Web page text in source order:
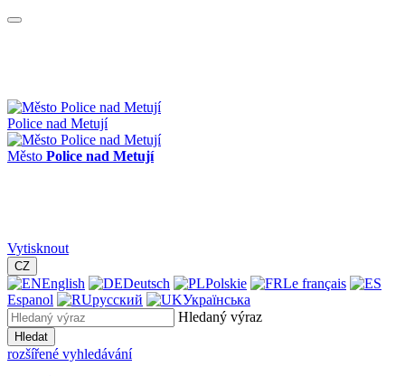
Police nad Metují
Město Police nad Metují
Vytisknout
CZ
English Deutsch Polskie
Le français
Espanol
русский
Українська
Hledaný výraz
Hledat
rozšířené vyhledávání